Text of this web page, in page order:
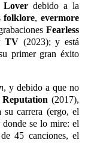
Loverdebido a la
folklore, evermore
Fearless
TV (2023); y está
primer gran éxito
, y debido a que no
Reputation (2017),
carrera (ergo, el
se lo mire: el
45 canciones, el